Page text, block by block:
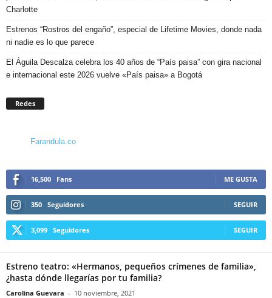
Charlotte
Estrenos “Rostros del engaño”, especial de Lifetime Movies, donde nada
ni nadie es lo que parece
El Águila Descalza celebra los 40 años de “País paisa” con gira nacional
e internacional este 2026 vuelve «País paisa» a Bogotá
Redes
Farandula.co
16,500 Fans ME GUSTA
350 Seguidores SEGUIR
3,099 Seguidores SEGUIR
Estreno teatro: «Hermanos, pequeños crímenes de familia»,
¿hasta dónde llegarías por tu familia?
Carolina Guevara - 10 noviembre, 2021